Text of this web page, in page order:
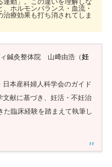
ホルモンバランス・血流・
療効果も打ち消されてしま
鍼灸整体院 山﨑由浩（妊
本産科婦人科学会のガイド
献に基づき、妊活・不妊治
た臨床経験を踏まえて執筆し